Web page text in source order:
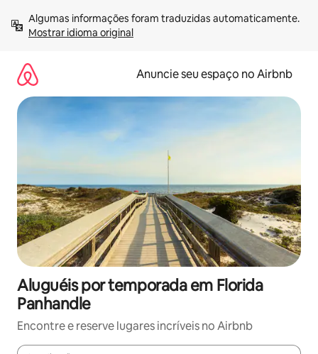
para
Mostrar idioma original
Anuncie seu espaço no Airbnb
Aluguéis por temporada em Florida
Panhandle
Encontre e reserve lugares incríveis no Airbnb